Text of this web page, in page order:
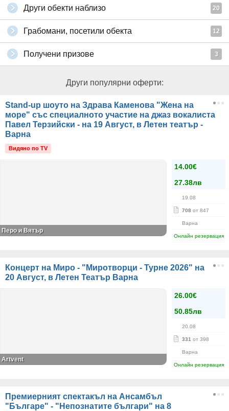
Други обекти наблизо 20
Грабомани, посетили обекта 12
Получени призове 3
Други популярни оферти:
Stand-up шоуто на Здрава Каменова "Жена на
море" със специалното участие на джаз вокалиста
Павел Терзийски - на 19 Август, в Летен театър -
Варна
Видяно по TV
14.00€
27.38лв
19.08
708 от 847
Варна
Онлайн резервация
Перо и Вятър
Концерт на Миро - "Миротворци - Турне 2026" на
20 Август, в Летен Театър Варна
26.00€
50.85лв
20.08
331 от 398
Варна
Онлайн резервация
Artvent
Премиерният спектакъл на Ансамбъл
"Българе" - "Непознатите българи" на 8